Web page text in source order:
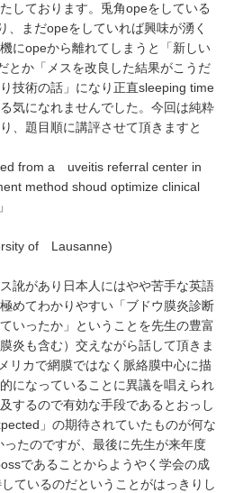
しております。兎角opeをしている
、まだopeをしていれば興味が湧く
にopeから離れてしまうと「新しい
とか「メスを改良した結果がこうだ
技術の話」になり正直sleeping time
気になれませんでした。今回は純粋
、題目順に講評させて頂きますと
from a uveitis referral center in
method shoud optimize clinical
of Lausanne)
訛があり日本人にはやや苦手な英語
めてわかりやすい「ブドウ膜炎診断
いったか」ということを先生の豊富
炎も含む）交えながら話して頂きま
リカで網膜ではなく脈絡膜中心に描
になっていることに異議を唱えられ
するので有効な手段であるとおっし
」の期待されていたものが何な
たのですが、最後に先生が来年度
であることからようやく学会の成
ているのだということがはっきりし